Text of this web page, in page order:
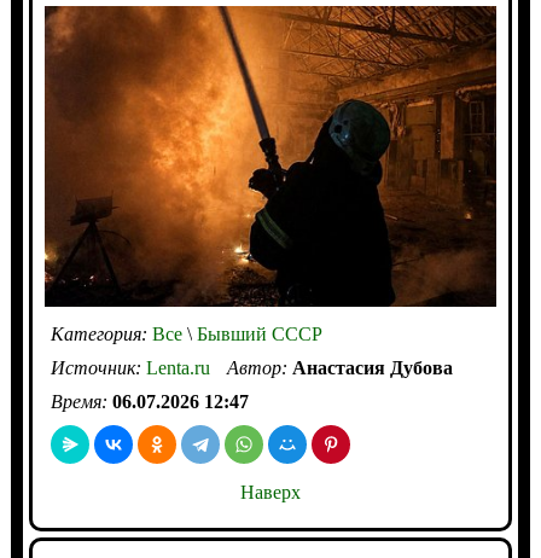
Категория: Все\Бывший СССР
Источник: Lenta.ru Автор: Анастасия Дубова
Время: 06.07.2026 12:47
Наверх